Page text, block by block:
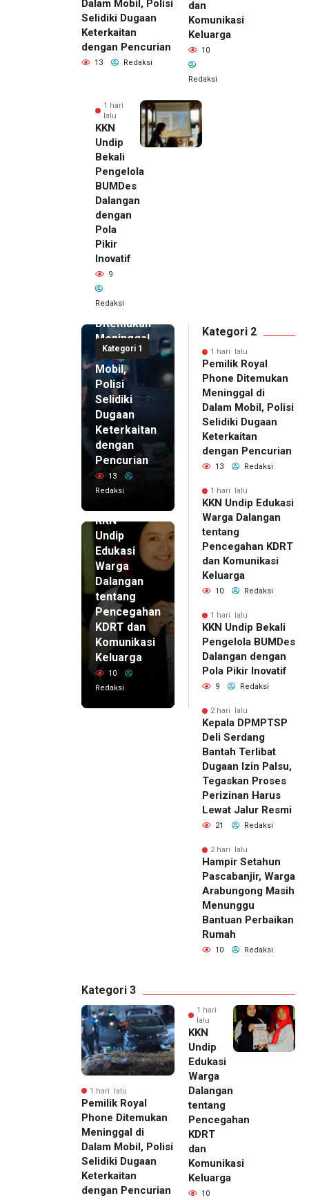
Dalam Mobil, Polisi
Selidiki Dugaan
Keterkaitan
dengan Pencurian
13 Redaksi
dan
Komunikasi
Keluarga
10
Redaksi
1 hari
lalu
KKN
Undip
Bekali
Pengelola
BUMDes
Dalangan
dengan
Pola
Pikir
Inovatif
9
Redaksi
Kategori 1
Pemilik
Royal
Phone
Ditemukan
Meninggal
di Dalam
Mobil,
Polisi
Selidiki
Dugaan
Keterkaitan
dengan
Pencurian
13
Redaksi
KKN
Undip
Edukasi
Warga
Dalangan
tentang
Pencegahan
KDRT dan
Komunikasi
Keluarga
10
Redaksi
Kategori 2
1 hari lalu
Pemilik Royal
Phone Ditemukan
Meninggal di
Dalam Mobil, Polisi
Selidiki Dugaan
Keterkaitan
dengan Pencurian
13 Redaksi
1 hari lalu
KKN Undip Edukasi
Warga Dalangan
tentang
Pencegahan KDRT
dan Komunikasi
Keluarga
10 Redaksi
1 hari lalu
KKN Undip Bekali
Pengelola BUMDes
Dalangan dengan
Pola Pikir Inovatif
9 Redaksi
2 hari lalu
Kepala DPMPTSP
Deli Serdang
Bantah Terlibat
Dugaan Izin Palsu,
Tegaskan Proses
Perizinan Harus
Lewat Jalur Resmi
21 Redaksi
2 hari lalu
Hampir Setahun
Pascabanjir, Warga
Arabungong Masih
Menunggu
Bantuan Perbaikan
Rumah
10 Redaksi
Kategori 3
1 hari lalu
Pemilik Royal
Phone Ditemukan
Meninggal di
Dalam Mobil, Polisi
Selidiki Dugaan
Keterkaitan
dengan Pencurian
1 hari
lalu
KKN
Undip
Edukasi
Warga
Dalangan
tentang
Pencegahan
KDRT
dan
Komunikasi
Keluarga
10